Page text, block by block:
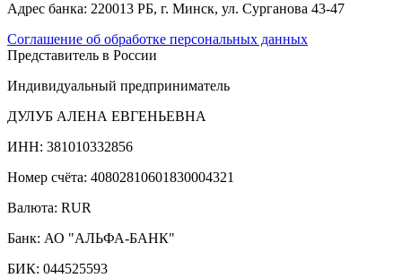
Адрес банка: 220013 РБ, г. Минск, ул. Сурганова 43-47
Соглашение об обработке персональных данных
Представитель в России
Индивидуальный предприниматель
ДУЛУБ АЛЕНА ЕВГЕНЬЕВНА
ИНН: 381010332856
Номер счёта: 40802810601830004321
Валюта: RUR
Банк: АО "АЛЬФА-БАНК"
БИК: 044525593